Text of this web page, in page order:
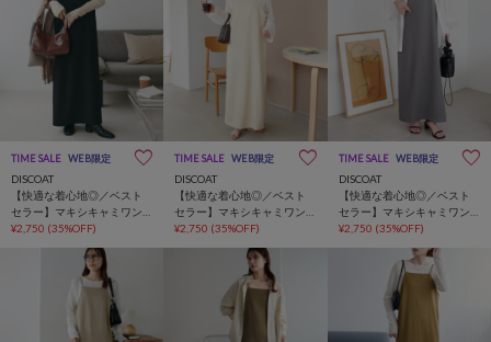
TIME SALE WEB限定
DISCOAT
【快適な着心地◎／ベスト
セラー】マキシキャミワン
ピース《WEB限定》
¥2,750 (35%OFF)
TIME SALE WEB限定
DISCOAT
【快適な着心地◎／ベスト
セラー】マキシキャミワン
ピース《WEB限定》
¥2,750 (35%OFF)
TIME SALE WEB限定
DISCOAT
【快適な着心地◎／ベスト
セラー】マキシキャミワン
ピース《WEB限定》
¥2,750 (35%OFF)